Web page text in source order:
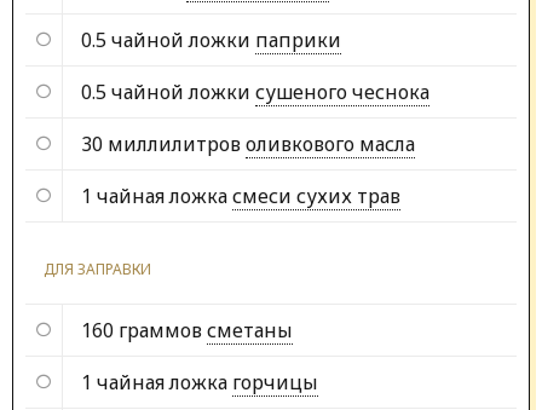
0.5 чайной ложки паприки
0.5 чайной ложки сушеного чеснока
30 миллилитроволивкового масла
1 чайная ложкасмеси сухих трав
ДЛЯ ЗАПРАВКИ
160 граммовсметаны
1 чайная ложка горчицы